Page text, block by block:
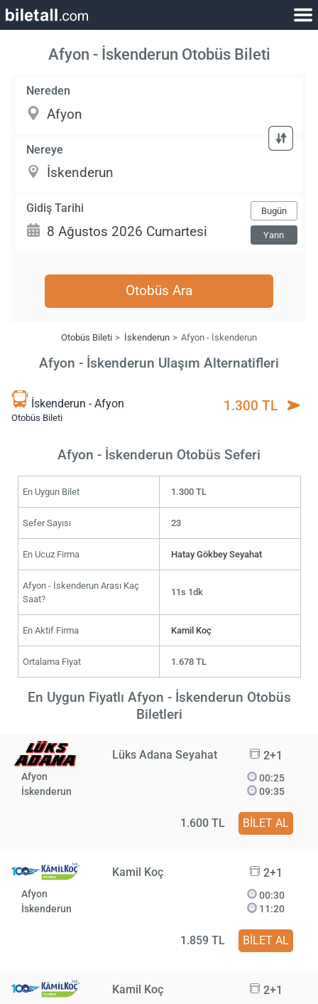
Afyon - İskenderun Otobüs Bileti
Nereden
Nereye
Gidiş Tarihi Bugün
Yarın
Otobüs Ara
Otobüs Bileti İskenderun Afyon - İskenderun
Afyon - İskenderun Ulaşım Alternatifleri
İskenderun - Afyon
Otobüs Bileti
1.300 TL
Afyon - İskenderun Otobüs Seferi
En Uygun Bilet 1.300 TL
Sefer Sayısı 23
En Ucuz Firma Hatay Gökbey Seyahat
Afyon - İskenderun Arası Kaç
Saat?
11s 1dk
En Aktif Firma Kamil Koç
Ortalama Fiyat 1.678 TL
En Uygun Fiyatlı Afyon - İskenderun Otobüs
Biletleri
Lüks Adana Seyahat 2+1
Afyon
İskenderun
00:25
09:35
1.600 TL BİLET AL
Kamil Koç 2+1
Afyon
İskenderun
00:30
11:20
1.859 TL BİLET AL
Kamil Koç 2+1